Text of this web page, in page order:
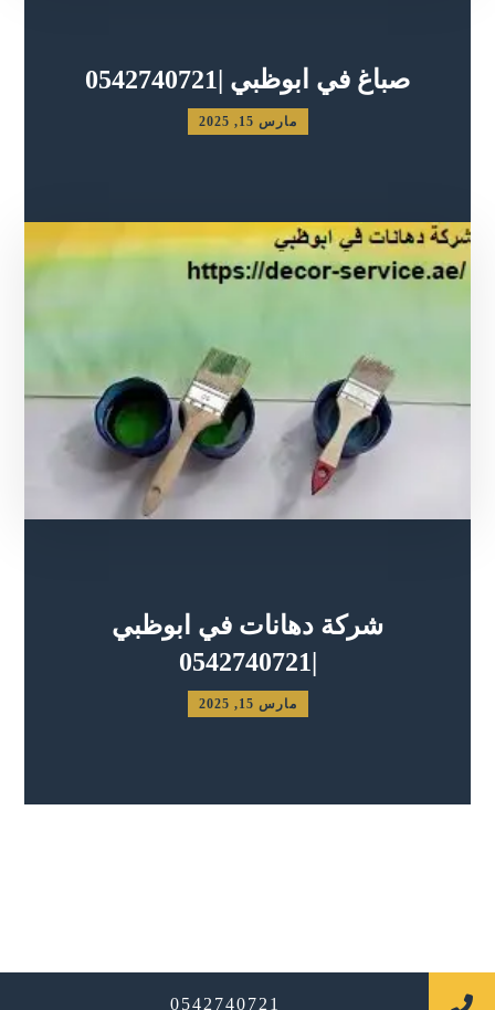
صباغ في ابوظبي |0542740721
مارس 15, 2025
شركة دهانات في ابوظبي
|0542740721
مارس 15, 2025
0542740721